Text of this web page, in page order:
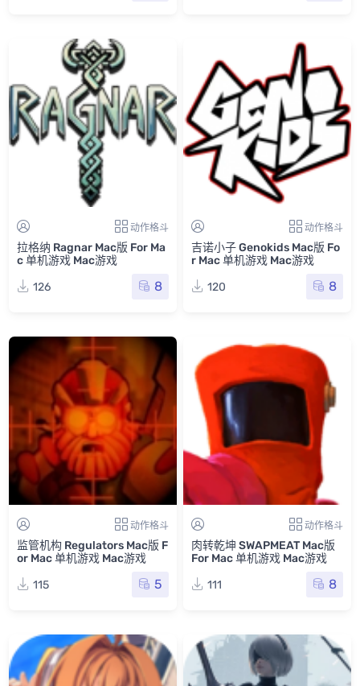
动作格斗
拉格纳 Ragnar Mac版 For Ma
c 单机游戏 Mac游戏
126
8
动作格斗
吉诺小子 Genokids Mac版 Fo
r Mac 单机游戏 Mac游戏
120
8
动作格斗
监管机构 Regulators Mac版 F
or Mac 单机游戏 Mac游戏
115
5
动作格斗
肉转乾坤 SWAPMEAT Mac版
For Mac 单机游戏 Mac游戏
111
8